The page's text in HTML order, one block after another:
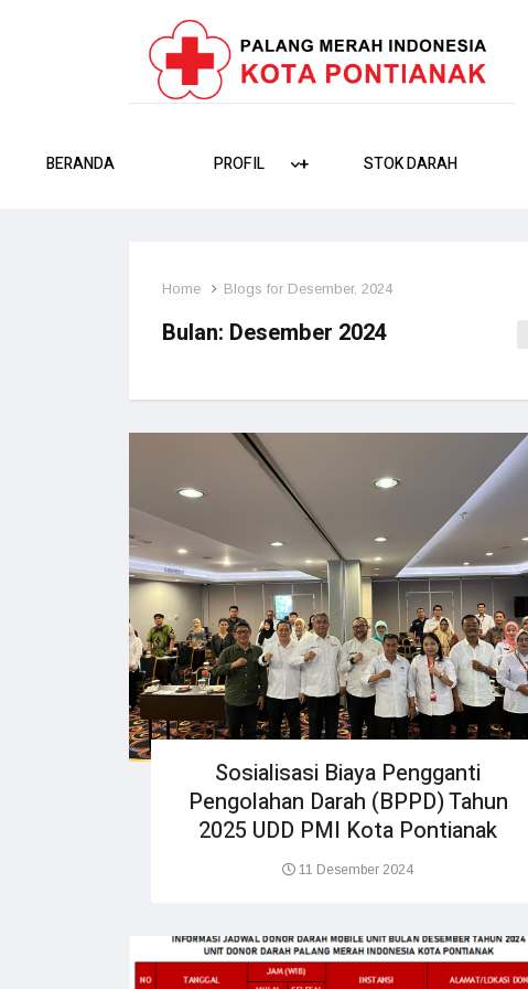
BERANDA +
+
PROFIL STOK DARAH
Home Blogs for Desember, 2024
Bulan: Desember 2024
Sosialisasi Biaya Pengganti
Pengolahan Darah (BPPD) Tahun
2025 UDD PMI Kota Pontianak
11 Desember 2024